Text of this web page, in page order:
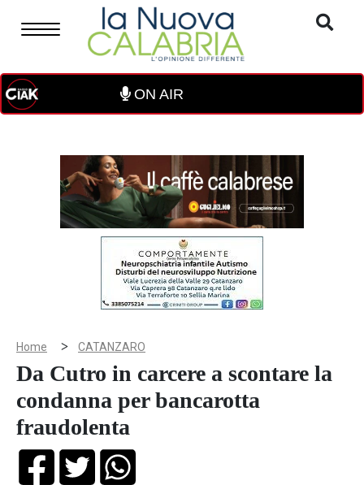
ON AIR
Home > CATANZARO
Da Cutro in carcere a scontare la
condanna per bancarotta
fraudolenta